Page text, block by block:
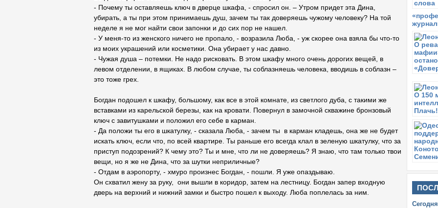
- Почему ты оставляешь ключ в дверце шкафа, - спросил он. – Утром придет эта Дина,
убирать, а ты при этом принимаешь душ, зачем ты так доверяешь чужому человеку? На той
неделе я не мог найти свои запонки и до сих пор не нашел.
- У меня-то из женского ничего не пропало, - возразила Люба, - уж скорее она взяла бы что-то
из моих украшений или косметики. Она убирает у нас давно.
- Чужая душа – потемки. Не надо рисковать. В этом шкафу много очень дорогих вещей, в
левом отделении, в ящиках. В любом случае, ты соблазняешь человека, вводишь в соблазн –
это тоже грех.
Богдан подошел к шкафу, большому, как все в этой комнате, из светлого дуба, с такими же
вставками из карельской березы, как на кровати. Повернул в замочной скважине бронзовый
ключ с завитушками и положил его себе в карман.
- Да положи ты его в шкатулку, - сказала Люба, - зачем ты в карман кладешь, она же не будет
искать ключ, если что, по всей квартире. Ты раньше его всегда клал в зеленую шкатулку, что за
приступ подозрений? К чему это? Ты и мне, что ли не доверяешь? Я знаю, что там только твои
вещи, но я же не Дина, что за шутки неприличные?
- Отдам в аэропорту, - хмуро произнес Богдан, - пошли. Я уже опаздываю.
Он схватил жену за руку, они вышли в коридор, затем на лестницу. Богдан запер входную
дверь на верхний и нижний замки и быстро пошел к выходу. Люба поплелась за ним.